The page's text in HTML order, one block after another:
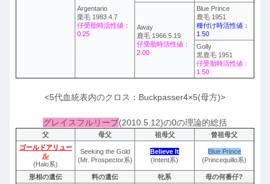
Argentario
栗毛 1983.4.7
仔受胎時活性値：
0.25
Away
鹿毛 1966.5.19
仔受胎時活性値：
2.00
Blue Prince
鹿毛 1951
種付け時活性値：
1.50
Golly
黒鹿毛 1951
仔受胎時活性値：
1.50
<5代血統表内のクロス：Buckpasser4×5(母方)>
グレイスフルリープ(2010.5.12)の0の理論的総括
父 母父 祖母父
曾祖母父
ゴールドアリュー
ル
(Halo系)
Seeking the Gold
(Mr. Prospector系)
Believe It
(Intent系)
Blue Prince
(Princequillo系)
形相の遺伝 料の遺伝 牝系
母の何番仔?